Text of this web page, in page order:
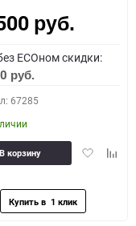
руб.
ECOном скидки:
руб.
67285
Добавить
В корзину